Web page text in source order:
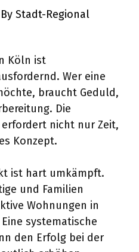
By Stadt-Regional
Köln ist
Wer eine
braucht Geduld,
Die
nicht nur Zeit,
Konzept.
ist hart umkämpft.
und Familien
Wohnungen in
systematische
den Erfolg bei der